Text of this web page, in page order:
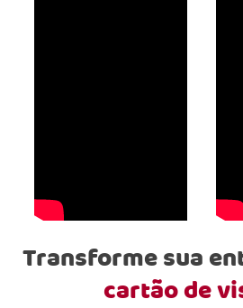
Transforme sua
cartão de